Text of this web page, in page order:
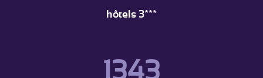
hôtels 3***
1343